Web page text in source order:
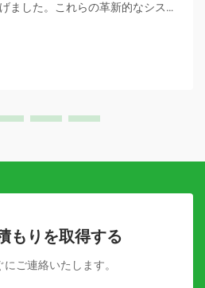
ました。これらの革新的なシステ
しています。
もりを取得する
ご連絡いたします。